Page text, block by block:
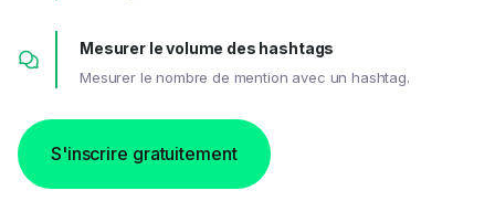
Mesurer le volume des hashtags
Mesurer le nombre de mention avec un hashtag.
S'inscrire gratuitement